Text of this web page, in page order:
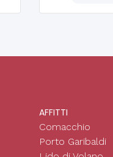
AFFITTI
Comacchio
Porto Garibaldi